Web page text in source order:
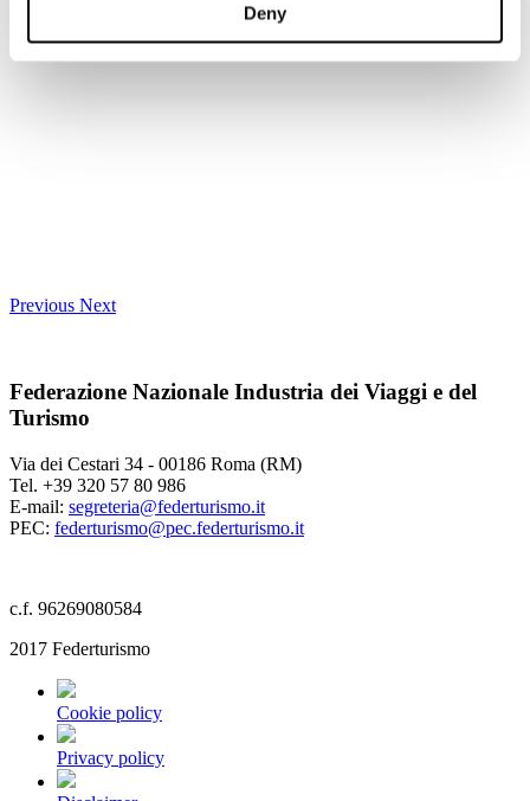
Deny
Previous Next
Federazione Nazionale Industria dei Viaggi e del
Turismo
Via dei Cestari 34 - 00186 Roma (RM)
Tel. +39 320 57 80 986
E-mail: segreteria@federturismo.it
PEC: federturismo@pec.federturismo.it
c.f. 96269080584
2017 Federturismo
Cookie policy
Privacy policy